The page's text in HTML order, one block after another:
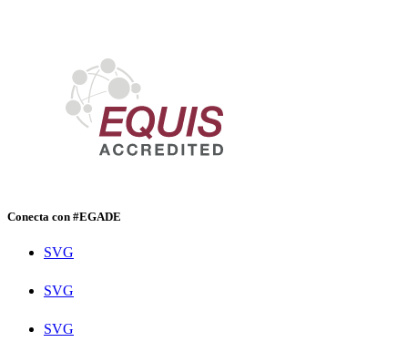
Conecta con #EGADE
SVG
SVG
SVG